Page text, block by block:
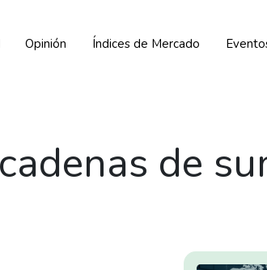
Opinión Índices de Mercado
cadenas de